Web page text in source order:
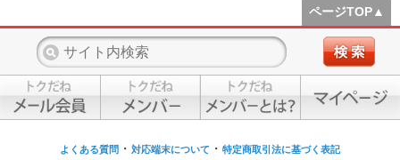
ページTOP▲
よくある質問 ・ 対応端末について ・ 特定商取引法に基づく表記